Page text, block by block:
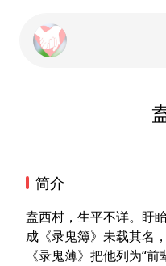
简介
盍西村，生平不详。盱
成《录鬼簿》未载其名
《录鬼薄》把他列为“前